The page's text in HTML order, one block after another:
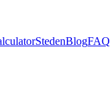
StedenBlogFAQ